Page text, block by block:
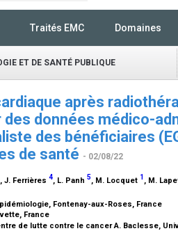
Traités EMC Domaines
ET DE SANTÉ PUBLIQUE
après
des données médico-
des bénéficiaires
de santé - 02/08/22
, J. Ferrières 4, L. Panh 5, M. Locquet 1 , M.
Fontenay-aux-Roses, France
France
de lutte contre le cancer A. Baclesse,